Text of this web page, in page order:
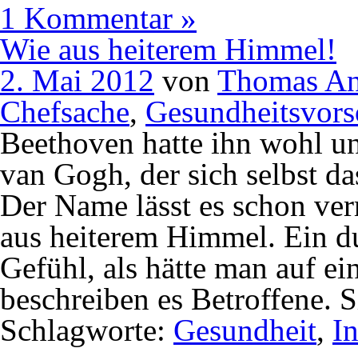
1 Kommentar »
Wie aus heiterem Himmel!
2. Mai 2012 von Thomas
Chefsache,
Beethoven hatte ihn wohl
van Gogh, der sich selbst
Der Name lässt es schon
aus heiterem Himmel. Ein
Gefühl, als hätte man auf
beschreiben es
Schlagworte: Gesundheit,